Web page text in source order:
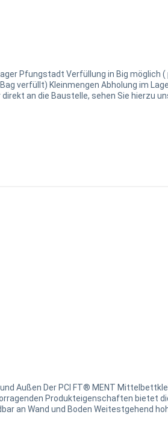
Terrassenplatten,
an die Baustelle, sehen Sie hierzu
Außen Der PCI FT® MENT
Produkteigenschaften bietet
Ideal zum Ausgleichen von
Stabiles Kleberbett: Kein Absacken von schweren,